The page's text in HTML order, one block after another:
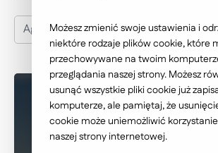
AgrimpexMożesz zmienić swoje ustawienia i
niektóre rodzaje plików cookie, które
przechowywane na twoim
przeglądania naszej strony. Możesz
usunąć wszystkie pliki cookie już
komputerze, ale pamiętaj, że
cookie może uniemożliwić
naszej strony internetowej.